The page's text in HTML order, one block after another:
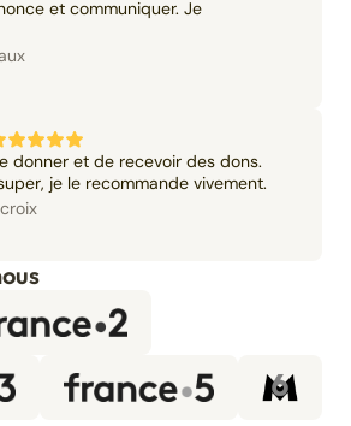
et communiquer. Je
donner et de recevoir des dons.
je le recommande vivement.